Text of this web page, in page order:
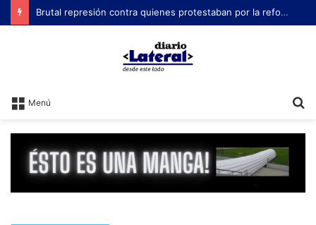
Brutal represión contra quienes protestaban por la reforma laboral de Milei
Menú